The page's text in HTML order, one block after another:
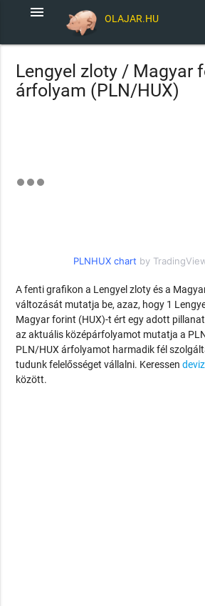
OLAJAR.HU
menu
Lengyel zloty / Magyar
árfolyam (PLN/HUX)
PLNHUX chart by
A fenti grafikon a Lengyel zloty és a
változását mutatja be, azaz, hogy 1
Magyar forint (HUX)-t ért egy adott
az aktuális középárfolyamot mutatja a
PLN/HUX árfolyamot harmadik fél
tudunk felelősséget vállalni. Keressen
között.